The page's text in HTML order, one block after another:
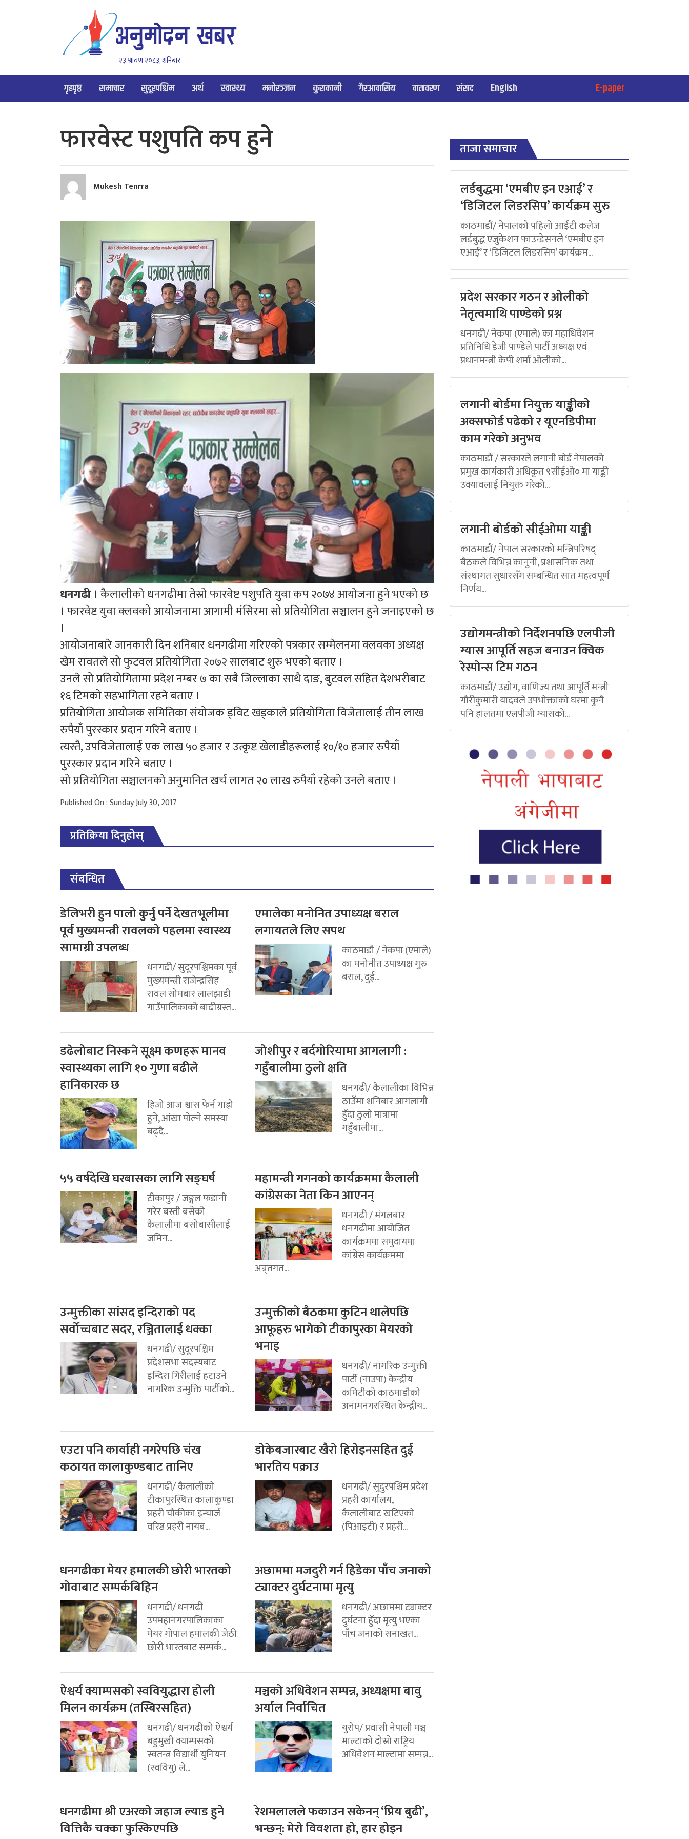
२३ श्रावण २०८३, शनिबार
गृहपृष्ठ समाचार सुदूरपश्चिम अर्थ स्वास्थ्य मनोरञ्जन कुराकानी गैरआवासिय वातावरण संसद English E-paper
फारवेस्ट पशुपति कप हुने
Mukesh Tenrra
धनगढी । कैलालीको धनगढीमा तेस्रो फारवेष्ट पशुपति युवा कप २०७४ आयोजना हुने भएको छ
। फारवेष्ट युवा क्लवको आयोजनामा आगामी मंसिरमा सो प्रतियोगिता सञ्चालन हुने जनाइएको छ
।
आयोजनाबारे जानकारी दिन शनिबार धनगढीमा गरिएको पत्रकार सम्मेलनमा क्लवका अध्यक्ष
खेम रावतले सो फुटवल प्रतियोगिता २०७२ सालबाट शुरु भएको बताए ।
उनले सो प्रतियोगितामा प्रदेश नम्बर ७ का सबै जिल्लाका साथै दाङ, बुटवल सहित देशभरीबाट
१६ टिमको सहभागिता रहने बताए ।
प्रतियोगिता आयोजक समितिका संयोजक ड्विट खड्काले प्रतियोगिता विजेतालाई तीन लाख
रुपैयाँ पुरस्कार प्रदान गरिने बताए ।
त्यस्तै, उपविजेतालाई एक लाख ५० हजार र उत्कृष्ट खेलाडीहरूलाई १०/१० हजार रुपैयाँ
पुुरस्कार प्रदान गरिने बताए ।
सो प्रतियोगिता सञ्चालनको अनुमानित खर्च लागत २० लाख रुपैयाँ रहेको उनले बताए ।
Published On : Sunday July 30, 2017
प्रतिक्रिया दिनुहोस्
संबन्धित
डेलिभरी हुन पालो कुर्नु पर्ने देखतभूलीमा
पूर्व मुख्यमन्त्री रावलको पहलमा स्वास्थ्य
सामाग्री उपलब्ध
धनगढी/ सुदूरपश्चिमका पूर्व
मुख्यमन्त्री राजेन्द्रसिंह
रावल सोमबार लालझाडी
गाउँपालिकाको बाढीग्रस्त...
एमालेका मनोनित उपाध्यक्ष बराल
लगायतले लिए सपथ
काठमाडौ / नेकपा (एमाले)
का मनोनीत उपाध्यक्ष गुरु
बराल, दुई...
डढेलोबाट निस्कने सूक्ष्म कणहरू मानव
स्वास्थ्यका लागि १० गुणा बढीले
हानिकारक छ
हिजो आज श्वास फेर्न गाह्रो
हुने, आंखा पोल्ने समस्या
बढ्दै...
जोशीपुर र बर्दगोरियामा आगलागी :
गहुँबालीमा ठुलो क्षति
धनगढी/ कैलालीका विभिन्न
ठाउँमा शनिबार आगलागी
हुँदा ठुलो मात्रामा
गहुँबालीमा...
५५ वर्षदेखि घरबासका लागि सङ्घर्ष
टीकापुर / जङ्गल फडानी
गरेर बस्ती बसेको
कैलालीमा बसोबासीलाई
जमिन...
महामन्त्री गगनको कार्यक्रममा कैलाली
कांग्रेसका नेता किन आएनन्
धनगढी / मंगलबार
धनगढीमा आयोजित
कार्यक्रममा समुदायमा
कांग्रेस कार्यक्रममा
अन्र्तगत...
उन्मुक्तीका सांसद इन्दिराको पद
सर्वोच्चबाट सदर, रञ्जितालाई धक्का
धनगढी/ सुदूरपश्चिम
प्रदेशसभा सदस्यबाट
इन्दिरा गिरीलाई हटाउने
नागरिक उन्मुक्ति पार्टीको...
उन्मुक्तीको बैठकमा कुटिन थालेपछि
आफूहरु भागेको टीकापुरका मेयरको
भनाइ
धनगढी/ नागरिक उन्मुक्ती
पार्टी (नाउपा) केन्द्रीय
कमिटीको काठमाडौको
अनामनगरस्थित केन्द्रीय...
एउटा पनि कार्वाही नगरेपछि चंख
कठायत कालाकुण्डबाट तानिए
धनगढी/ कैलालीको
टीकापुरस्थित कालाकुण्डा
प्रहरी चौकीका इन्चार्ज
वरिष्ठ प्रहरी नायब...
डोकेबजारबाट खैरो हिरोइनसहित दुई
भारतिय पक्राउ
धनगढी/ सुदुरपश्चिम प्रदेश
प्रहरी कार्यालय,
कैलालीबाट खटिएको
(पिआइटी) र प्रहरी...
धनगढीका मेयर हमालकी छोरी भारतको
गोवाबाट सम्पर्कबिहिन
धनगढी/ धनगढी
उपमहानगरपालिकाका
मेयर गोपाल हमालकी जेठी
छोरी भारतबाट सम्पर्क...
अछाममा मजदुरी गर्न हिडेका पाँच जनाको
ट्याक्टर दुर्घटनामा मृत्यु
धनगढी/ अछाममा ट्याक्टर
दुर्घटना हुँदा मृत्यु भएका
पाँच जनाको सनाखत...
ऐश्वर्य क्याम्पसको स्ववियुद्धारा होली
मिलन कार्यक्रम (तस्बिरसहित)
धनगढी/ धनगढीको ऐश्वर्य
बहुमुखी क्याम्पसको
स्वतन्त्र विद्यार्थी युनियन
(स्ववियु) ले...
मञ्चको अधिवेशन सम्पन्न, अध्यक्षमा बावु
अर्याल निर्वाचित
युरोप/ प्रवासी नेपाली मञ्च
माल्टाको दोस्रो राष्ट्रिय
अधिवेशन माल्टामा सम्पन्न...
धनगढीमा श्री एअरको जहाज ल्याड हुने
वित्तिकै चक्का फुस्किएपछि
रेशमलालले फकाउन सकेनन् ‘प्रिय बुढी’,
भन्छन्: मेरो विवशता हो, हार होइन
ताजा समाचार
लर्डबुद्धमा ‘एमबीए इन एआई’ र
‘डिजिटल लिडरसिप’ कार्यक्रम सुरु
काठमाडौं/ नेपालको पहिलो आईटी कलेज
लर्डबुद्ध एजुकेशन फाउन्डेसनले ‘एमबीए इन
एआई’ र ‘डिजिटल लिडरसिप’ कार्यक्रम...
प्रदेश सरकार गठन र ओलीको
नेतृत्वमाथि पाण्डेको प्रश्न
धनगढी/ नेकपा (एमाले) का महाधिवेशन
प्रतिनिधि डेजी पाण्डेले पार्टी अध्यक्ष एवं
प्रधानमन्त्री केपी शर्मा ओलीको...
लगानी बोर्डमा नियुक्त याङ्कीको
अक्सफोर्ड पढेको र यूएनडिपीमा
काम गरेको अनुभव
काठमाडौं / सरकारले लगानी बोर्ड नेपालको
प्रमुख कार्यकारी अधिकृत ९सीईओ० मा याङ्की
उक्यावलाई नियुक्त गरेको...
लगानी बोर्डको सीईओमा याङ्की
काठमाडौं/ नेपाल सरकारको मन्त्रिपरिषद्
बैठकले विभिन्न कानुनी, प्रशासनिक तथा
संस्थागत सुधारसँग सम्बन्धित सात महत्वपूर्ण
निर्णय...
उद्योगमन्त्रीको निर्देशनपछि एलपीजी
ग्यास आपूर्ति सहज बनाउन क्विक
रेस्पोन्स टिम गठन
काठमाडौं/ उद्योग, वाणिज्य तथा आपूर्ति मन्त्री
गौरीकुमारी यादवले उपभोक्ताको घरमा कुनै
पनि हालतमा एलपीजी ग्यासको...